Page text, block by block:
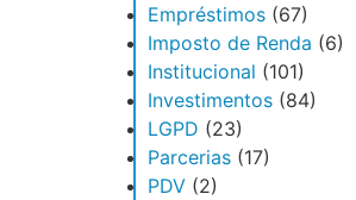
Empréstimos (67)
Imposto de Renda (6)
Institucional (101)
Investimentos (84)
LGPD (23)
Parcerias (17)
PDV (2)